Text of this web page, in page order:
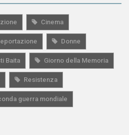
Cinema
Donne
Baita Giorno della Memoria
Resistenza
guerra mondiale